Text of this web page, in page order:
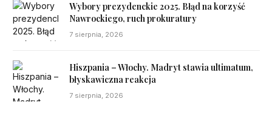
Wybory prezydenckie 2025. Błąd na korzyść
Nawrockiego, ruch prokuratury
7 sierpnia, 2026
Hiszpania – Włochy. Madryt stawia ultimatum,
błyskawiczna reakcja
7 sierpnia, 2026